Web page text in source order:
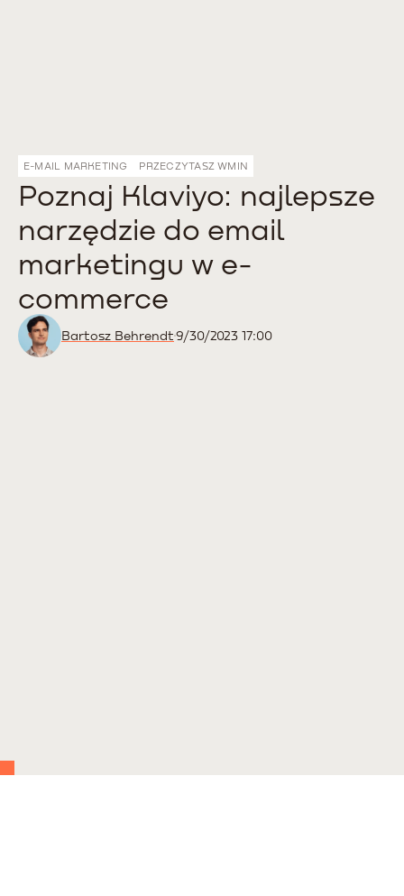
E-MAIL MARKETING PRZECZYTASZ WMIN
Poznaj Klaviyo: najlepsze
narzędzie do email
marketingu w e-
commerce
Bartosz Behrendt9/30/2023 17:00